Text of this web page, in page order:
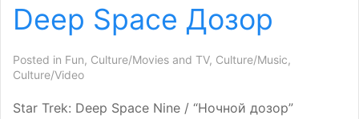
Deep Space Дозор
Posted in Fun, Culture/Movies and TV, Culture/Music,
Culture/Video
Star Trek: Deep Space Nine / “Ночной дозор”